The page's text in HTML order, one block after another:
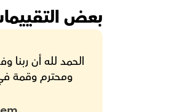
بعض
ومحترم وقمة في